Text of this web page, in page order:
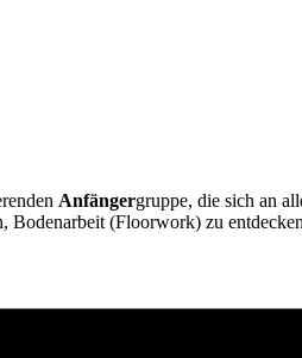
Anfängergruppe, die sich an
Bodenarbeit (Floorwork) zu